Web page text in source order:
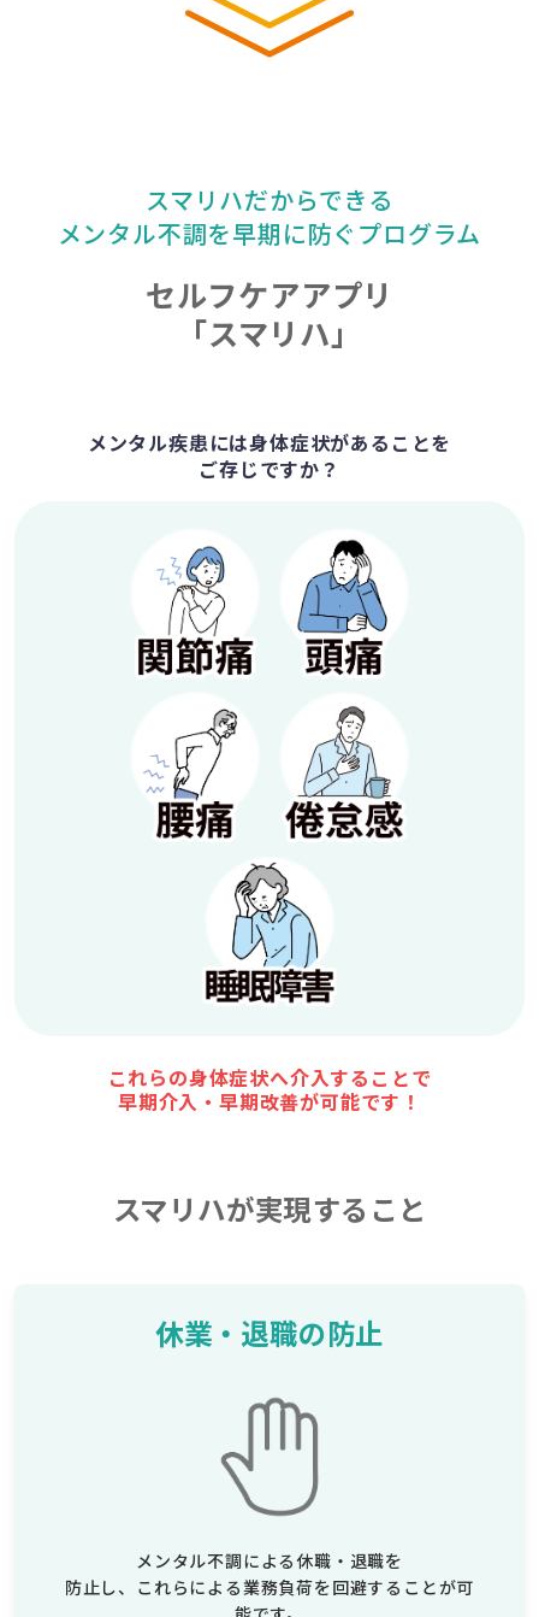
スマリハだからできる
メンタル不調を早期に防ぐプログラム
セルフケアアプリ
「スマリハ」
メンタル疾患には身体症状があることを
ご存じですか？
これらの身体症状へ介入することで
早期介入・早期改善が可能です！
スマリハが実現すること
休業・退職の防止
メンタル不調による休職・退職を
防止し、これらによる業務負荷を回避することが可